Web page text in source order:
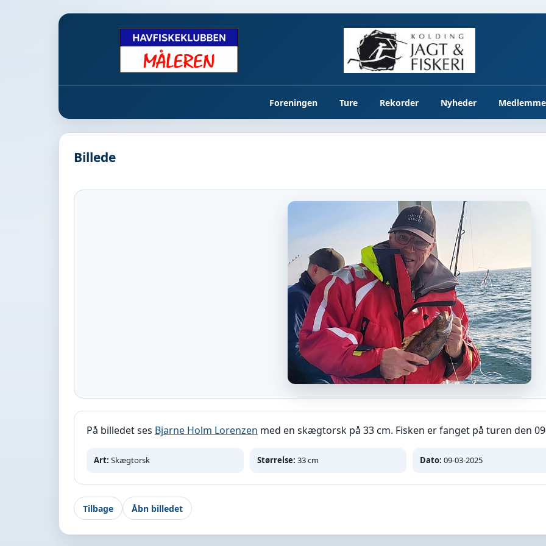
Foreningen Ture Rekorder Nyheder
Billede
På billedet ses Bjarne Holm Lorenzen med en skægtorsk på 33 cm. Fisken er fanget på turen den
Art: Skægtorsk Størrelse: 33 cm Dato: 09-03-2025
Tilbage Åbn billedet